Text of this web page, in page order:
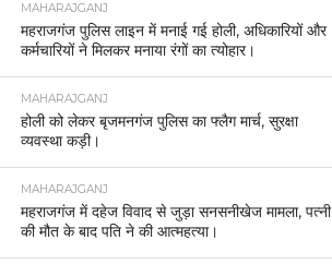
MAHARAJGANJ
महराजगंज पुलिस लाइन में मनाई गई होली, अधिकारियों और
कर्मचारियों ने मिलकर मनाया रंगों का त्योहार।
MAHARAJGANJ
होली को लेकर बृजमनगंज पुलिस का फ्लैग मार्च, सुरक्षा
व्यवस्था कड़ी।
MAHARAJGANJ
महराजगंज में दहेज विवाद से जुड़ा सनसनीखेज मामला, पत्नी
की मौत के बाद पति ने की आत्महत्या।